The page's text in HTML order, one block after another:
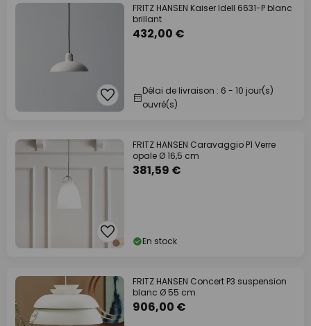
FRITZ HANSEN Kaiser Idell 6631-P blanc
brillant
432,00 €
Délai de livraison : 6 - 10 jour(s)
ouvré(s)
FRITZ HANSEN Caravaggio P1 Verre
opale Ø 16,5 cm
381,59 €
En stock
FRITZ HANSEN Concert P3 suspension
blanc Ø 55 cm
906,00 €